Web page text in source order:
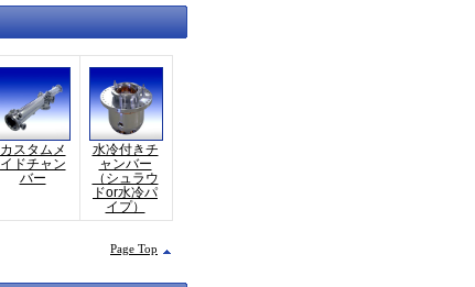
カスタムメ
イドチャン
バー
水冷付きチ
ャンバー
（シュラウ
ドor水冷パ
イプ）
Page Top